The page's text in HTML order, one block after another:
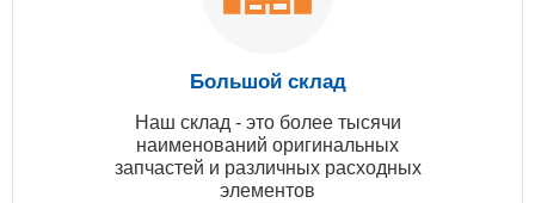
Большой склад
Наш склад - это более тысячи
наименований оригинальных
запчастей и различных расходных
элементов